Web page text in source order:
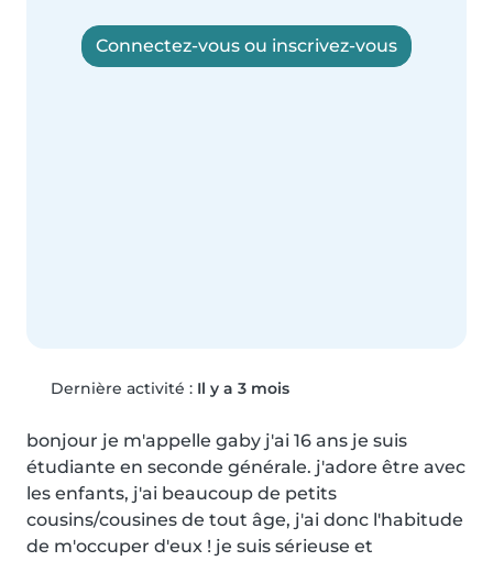
Connectez-vous ou inscrivez-vous
Dernière activité : Il y a 3 mois
bonjour je m'appelle gaby j'ai 16 ans je suis
étudiante en seconde générale. j'adore être avec
les enfants, j'ai beaucoup de petits
cousins/cousines de tout âge, j'ai donc l'habitude
de m'occuper d'eux ! je suis sérieuse et